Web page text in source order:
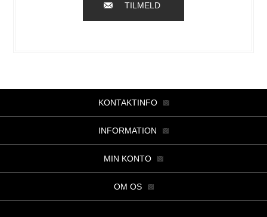
TILMELD
KONTAKTINFO
INFORMATION
MIN KONTO
OM OS